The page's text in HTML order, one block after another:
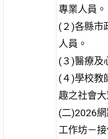
專業人員。
(２)各縣市
人員。
(３)醫療及
(４)學校教
趣之社會大
(二)2026
工作坊－